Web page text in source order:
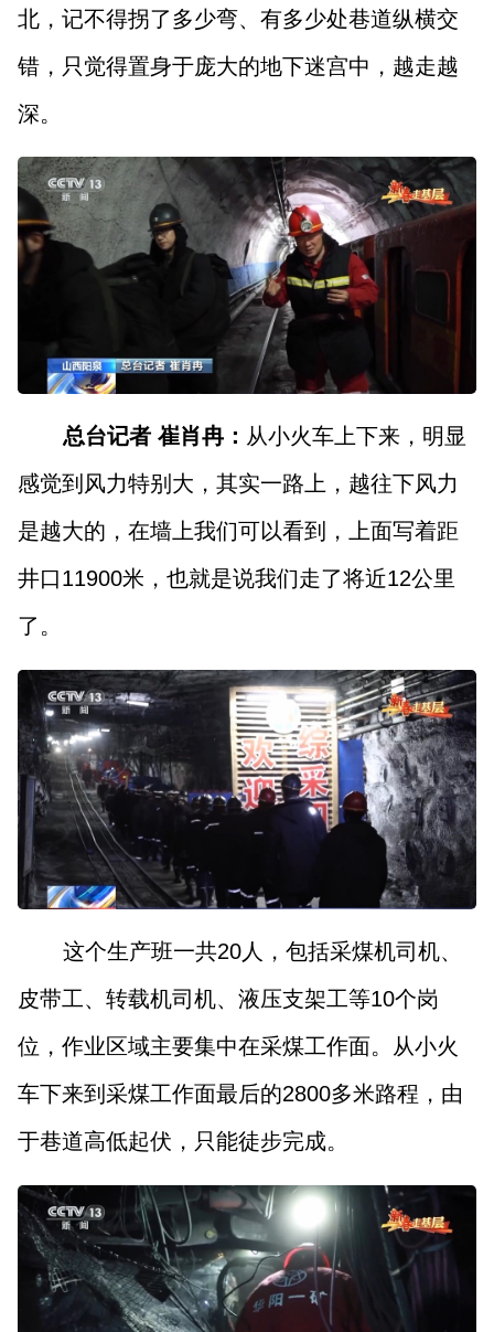
北，记不得拐了多少弯、有多少处巷道纵横交
错，只觉得置身于庞大的地下迷宫中，越走越
深。
总台记者 崔肖冉： 从小火车上下来，明显
感觉到风力特别大，其实一路上，越往下风力
是越大的，在墙上我们可以看到，上面写着距
井口11900米，也就是说我们走了将近12公里
了。
这个生产班一共20人，包括采煤机司机、
皮带工、转载机司机、液压支架工等10个岗
位，作业区域主要集中在采煤工作面。从小火
车下来到采煤工作面最后的2800多米路程，由
于巷道高低起伏，只能徒步完成。